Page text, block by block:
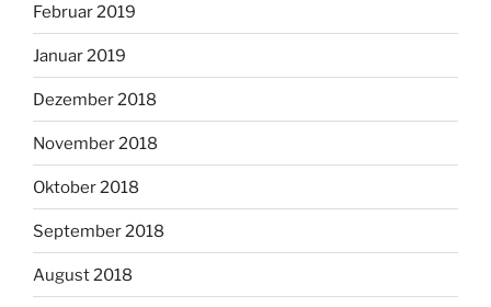
Februar 2019
Januar 2019
Dezember 2018
November 2018
Oktober 2018
September 2018
August 2018